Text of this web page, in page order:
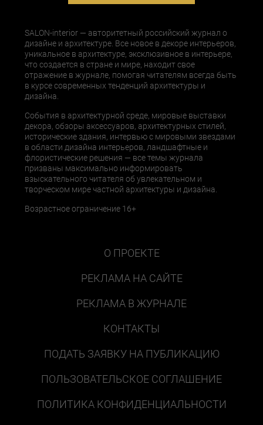
SALON-interior — авторитетный российский журнал о
дизайне и архитектуре. Все новое в декоре интерьеров,
уникальное в архитектуре, эксклюзивное в интерьере,
что создается в стране и мире, находит свое
отражение в журнале, помогая читателям всегда быть
в курсе современных тенденций архитектуры и
дизайна.
События в архитектурной среде, мировые выставки
декора, обзоры аксессуаров, архитектурных стилей,
исторические здания, интервью с мировыми звездами
в области дизайна интерьеров, ландшафтные и
флористические решения — все темы журнала
призваны максимально информировать
взыскательного читателя об увлекательном и
творческом мире частной архитектуры и дизайна.
Возрастное ограничение 16+
О ПРОЕКТЕ
РЕКЛАМА НА САЙТЕ
РЕКЛАМА В ЖУРНАЛЕ
КОНТАКТЫ
ПОДАТЬ ЗАЯВКУ НА ПУБЛИКАЦИЮ
ПОЛЬЗОВАТЕЛЬСКОЕ СОГЛАШЕНИЕ
ПОЛИТИКА КОНФИДЕНЦИАЛЬНОСТИ